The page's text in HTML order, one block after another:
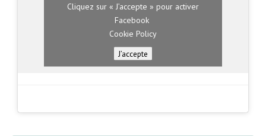
Cliquez sur « J’accepte » pour activer
Facebook
Cookie Policy
J’accepte